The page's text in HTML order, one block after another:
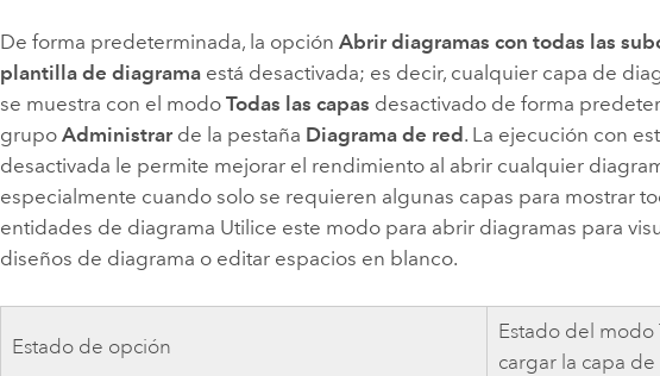
De forma predeterminada, la opciónAbrir diagramas con todas las
plantilla de diagrama está desactivada; es decir, cualquier capa de
se muestra con el modoTodas las capas desactivado de forma
grupoAdministrar de la pestaña Diagrama de red . La ejecución con
desactivada le permite mejorar el rendimiento al abrir cualquier
especialmente cuando solo se requieren algunas capas para mostrar
entidades de diagrama Utilice este modo para abrir diagramas para
diseños de diagrama o editar espacios en blanco.
Estado de opción
Estado del modo
cargar la capa